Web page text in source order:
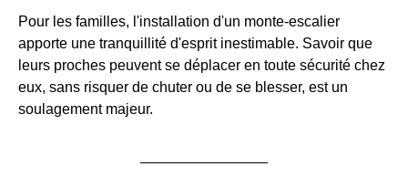
Pour les familles, l'installation d'un monte-escalier
apporte une tranquillité d'esprit inestimable. Savoir que
leurs proches peuvent se déplacer en toute sécurité chez
eux, sans risquer de chuter ou de se blesser, est un
soulagement majeur.